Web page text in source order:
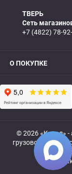
ТВЕРЬ
Сеть
+7 (4822) 78-
О ПОКУПКЕ
© 2026 «Катод»
грузовой, мото- и
МСК,
Купить